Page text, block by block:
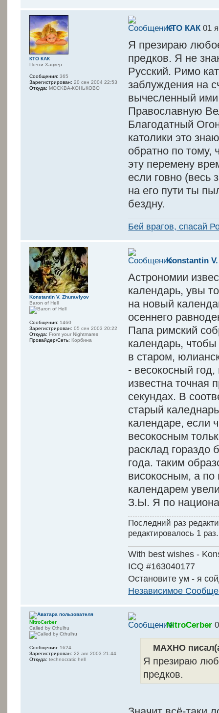
КТО КАК01
Я презираю
предков. Я не
Русский. Римо
заблуждения на
вычесленный
Православную
Благодатный
католики это
обратно по тому,
эту перемену
если говно (весь
на его пути ты
бездну.
Бей врагов, спасай
КТО КАК
Почти Хацкер
Сообщения: 365
Зарегистрирован: 20 сен 2004 22:53
Откуда: MOCKBA-КОНЬКОВО
Konstantin
Астрономии
календарь, увы
на новый
осеннего
Папа римский
календарь,
в старом,
- весокосный
известна точная
секундах. В
старый
календаре, если
весокосным
расклад гораздо
года. таким
високосным, а
календарем
З.Ы. Я по
Последний раз
редактировалось 1 раз.
With best wishes -
ICQ #163040177
Остановите ум - я
Независимое
Konstantin V. Zhuravlyov
Baron of Hell
Сообщения: 1460
Зарегистрирован: 05 сен 2003 20:22
Откуда: From your Nightmares
Провайдер\Сеть: Корбина
NitroCerber
MAXHO
Я презираю
предков.
NitroCerber
Called by Cthulhu
Сообщения: 1624
Зарегистрирован: 22 авг 2003 21:44
Откуда: technocratic hell